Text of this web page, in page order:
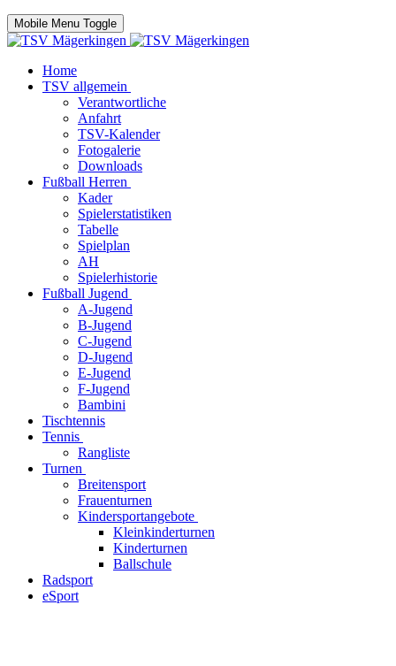
Mobile Menu Toggle
Home
TSV allgemein
Verantwortliche
Anfahrt
TSV-Kalender
Fotogalerie
Downloads
Fußball Herren
Kader
Spielerstatistiken
Tabelle
Spielplan
AH
Spielerhistorie
Fußball Jugend
A-Jugend
B-Jugend
C-Jugend
D-Jugend
E-Jugend
F-Jugend
Bambini
Tischtennis
Tennis
Rangliste
Turnen
Breitensport
Frauenturnen
Kindersportangebote
Kleinkinderturnen
Kinderturnen
Ballschule
Radsport
eSport